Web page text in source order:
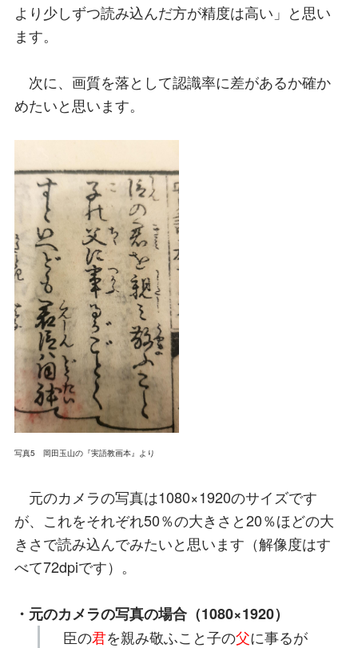
より少しずつ読み込んだ方が精度は高い」と思い
ます。
次に、画質を落として認識率に差があるか確か
めたいと思います。
写真5 岡田玉山の『実語教画本』より
元のカメラの写真は1080×1920のサイズです
が、これをそれぞれ50％の大きさと20％ほどの大
きさで読み込んでみたいと思います（解像度はす
べて72dpiです）。
・元のカメラの写真の場合（1080×1920）
臣の君を親み敬ふこと子の父に事るが